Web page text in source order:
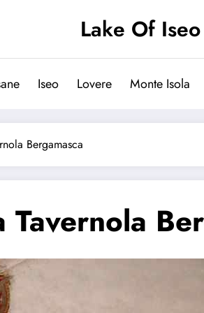
Lake Of Iseo
Iseo Lovere Monte Isola
Bergamasca